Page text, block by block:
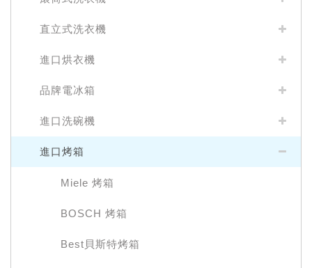
直立式洗衣機
進口烘衣機
品牌電冰箱
進口洗碗機
進口烤箱
Miele 烤箱
BOSCH 烤箱
Best貝斯特烤箱